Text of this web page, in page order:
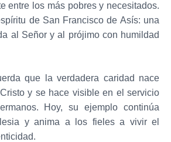
entre los más pobres y necesitados.
de San Francisco de Asís: una
al Señor y al prójimo con humildad
que la verdadera caridad nace
y se hace visible en el servicio
Hoy, su ejemplo continúa
y anima a los fieles a vivir el